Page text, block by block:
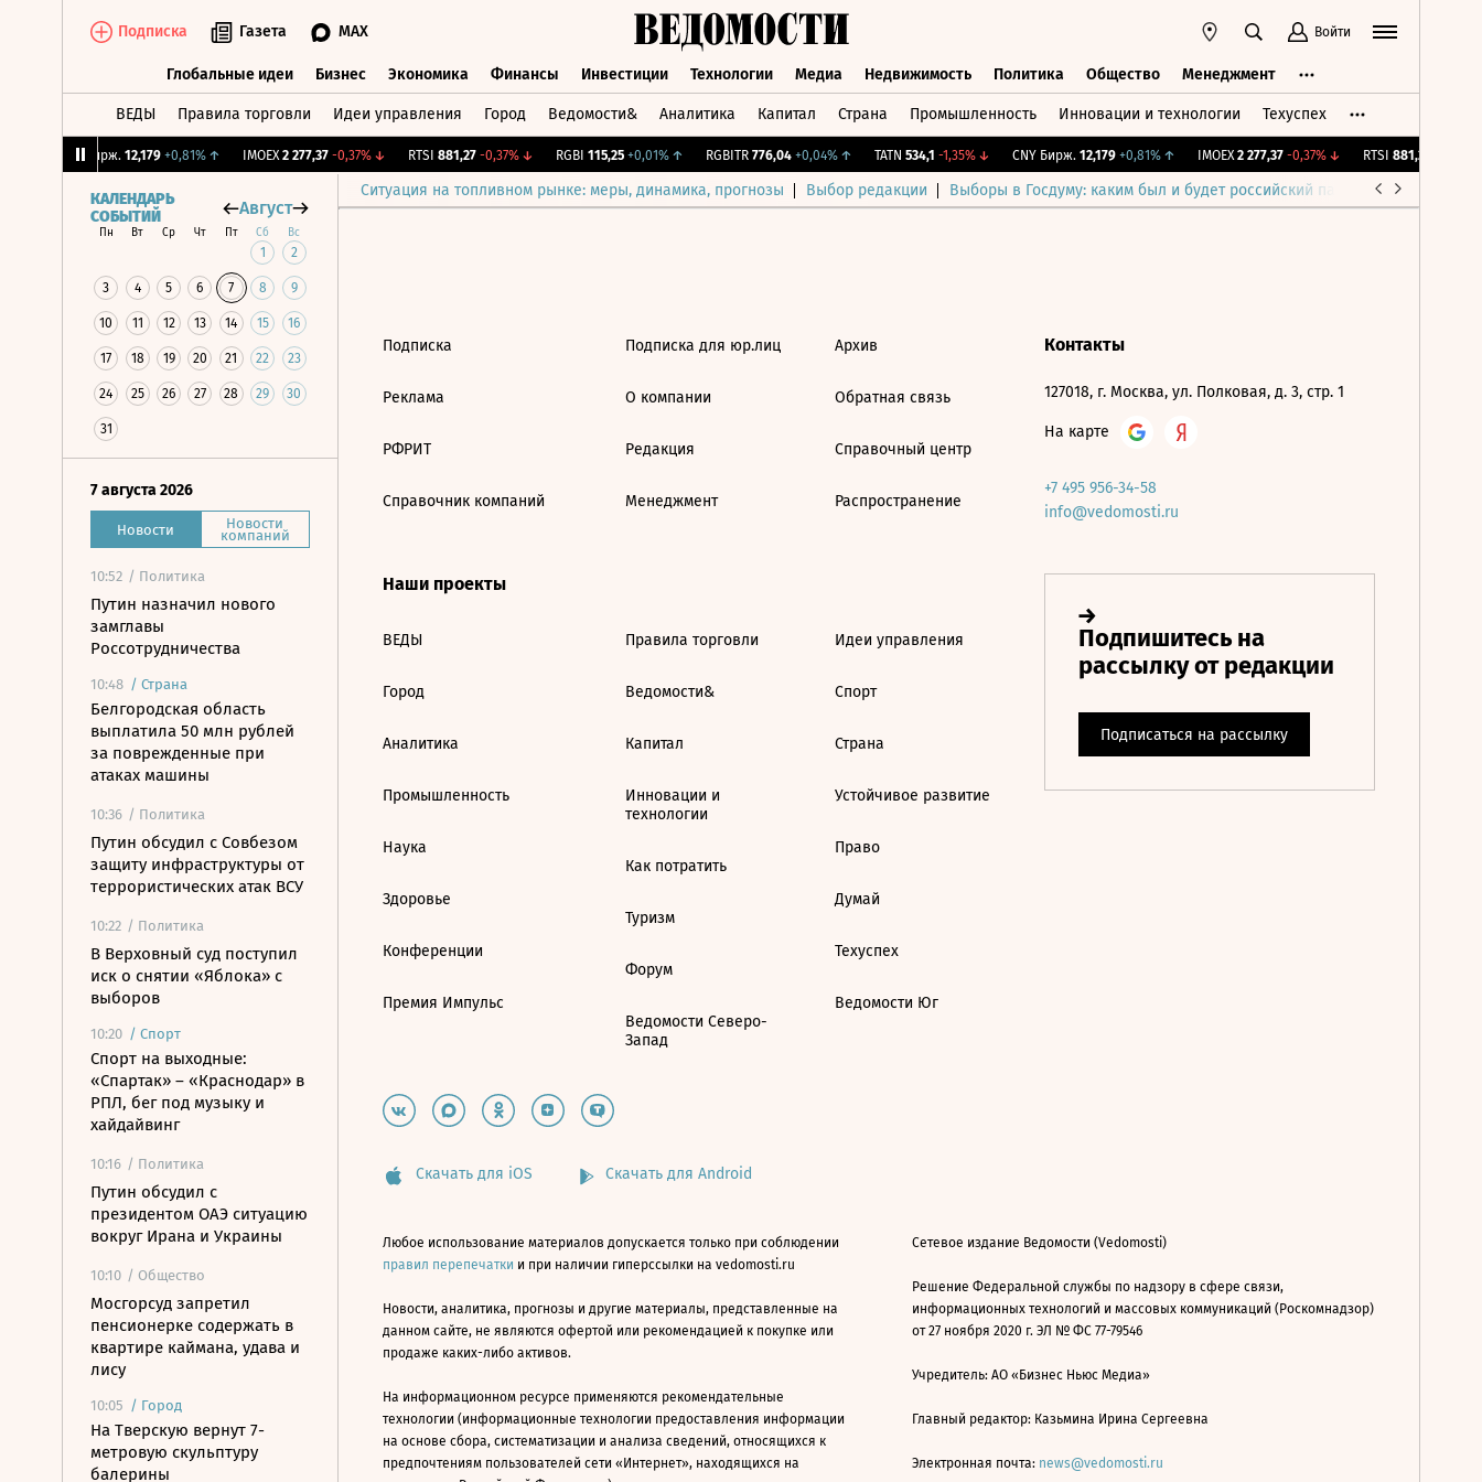
Подписка Газета MAX Войти
Глобальные идеи Бизнес Экономика Финансы Инвестиции Технологии Медиа Недвижимость Политика Общество Менеджмент
ВЕДЫ Правила торговли Идеи управления Город Ведомости& Аналитика Капитал Страна Промышленность Инновации и технологии Техуспех
CNY Бирж. 12,179 +0,81%↑ IMOEX 2 277,37 -0,37%↓ RTSI 881,27 -0,37%↓ RGBI 115,25 +0,01%↑ RGBITR 776,04 +0,04%↑ TATN 534,1 -1,35%↓ CNY Бирж. 12,179 +0,81%↑ IMOEX 2 277,37 -0,37%↓ RTSI 881,27
Ситуация на топливном рынке: меры, динамика, прогнозы Выбор редакции Выборы в Госдуму: каким был и будет российский парламент
КАЛЕНДАРЬ
СОБЫТИЙ
Август
Пн Вт Ср Чт Пт Сб Вс
1 2
3 4 5 6 7 8 9
10 11 12 13 14 15 16
17 18 19 20 21 22 23
24 25 26 27 28 29 30
31
7 августа 2026
Новости Новости
компаний
10:52 / Политика
Путин назначил нового
замглавы
Россотрудничества
10:48 / Страна
Белгородская область
выплатила 50 млн рублей
за поврежденные при
атаках машины
10:36 / Политика
Путин обсудил с Совбезом
защиту инфраструктуры от
террористических атак ВСУ
10:22 / Политика
В Верховный суд поступил
иск о снятии «Яблока» с
выборов
10:20 / Спорт
Спорт на выходные:
«Спартак» – «Краснодар» в
РПЛ, бег под музыку и
хайдайвинг
10:16 / Политика
Путин обсудил с
президентом ОАЭ ситуацию
вокруг Ирана и Украины
10:10 / Общество
Мосгорсуд запретил
пенсионерке содержать в
квартире каймана, удава и
лису
10:05 / Город
На Тверскую вернут 7-
метровую скульптуру
балерины
Подписка
Реклама
РФРИТ
Справочник компаний
Подписка для юр.лиц
О компании
Редакция
Менеджмент
Архив
Обратная связь
Справочный центр
Распространение
Наши проекты
ВЕДЫ
Город
Аналитика
Промышленность
Наука
Здоровье
Конференции
Премия Импульс
Правила торговли
Ведомости&
Капитал
Инновации и
технологии
Как потратить
Туризм
Форум
Ведомости Северо-
Запад
Идеи управления
Спорт
Страна
Устойчивое развитие
Право
Думай
Техуспех
Ведомости Юг
Контакты
127018, г. Москва, ул. Полковая, д. 3, стр. 1
На карте
+7 495 956-34-58
info@vedomosti.ru
Скачать для iOS Скачать для Android
Любое использование материалов допускается только при соблюдении
правил перепечатки и при наличии гиперссылки на vedomosti.ru
Новости, аналитика, прогнозы и другие материалы, представленные на
данном сайте, не являются офертой или рекомендацией к покупке или
продаже каких-либо активов.
На информационном ресурсе применяются рекомендательные
технологии (информационные технологии предоставления информации
на основе сбора, систематизации и анализа сведений, относящихся к
предпочтениям пользователей сети «Интернет», находящихся на
Сетевое издание Ведомости (Vedomosti)
Решение Федеральной службы по надзору в сфере связи,
информационных технологий и массовых коммуникаций (Роскомнадзор)
от 27 ноября 2020 г. ЭЛ № ФС 77-79546
Учредитель: АО «Бизнес Ньюс Медиа»
Главный редактор: Казьмина Ирина Сергеевна
Электронная почта: news@vedomosti.ru